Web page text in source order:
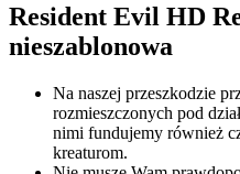
Resident Evil HD
nieszablonowa
Na naszej przeszkodzie
rozmieszczonych pod
nimi fundujemy również
kreaturom.